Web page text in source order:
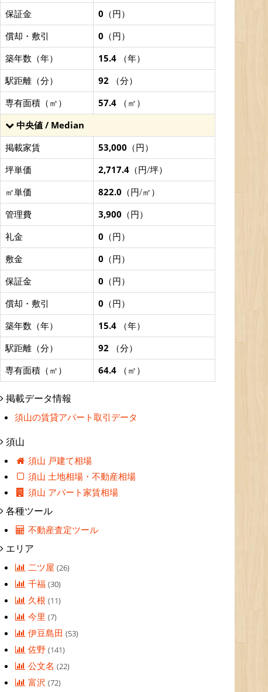
保証金
0 （円）
償却・敷引
0 （円）
築年数（年）
15.4 （年）
駅距離（分）
92 （分）
専有面積（㎡）
57.4 （㎡）
中央値 / Median
掲載家賃
53,000 （円）
坪単価
2,717.4 （円/坪）
㎡単価
822.0 （円/㎡）
管理費
3,900 （円）
礼金
0 （円）
敷金
0 （円）
保証金
0 （円）
償却・敷引
0 （円）
築年数（年）
15.4 （年）
駅距離（分）
92 （分）
専有面積（㎡）
64.4 （㎡）
掲載データ情報
須山の賃貸アパート取引データ
須山
須山 戸建て相場
須山 土地相場・不動産相場
須山 アパート家賃相場
各種ツール
不動産査定ツール
エリア
二ツ屋(26)
千福(30)
久根(11)
今里(7)
伊豆島田(53)
佐野(141)
公文名(22)
富沢(72)